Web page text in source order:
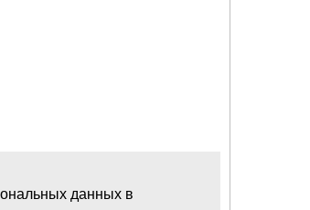
данных в